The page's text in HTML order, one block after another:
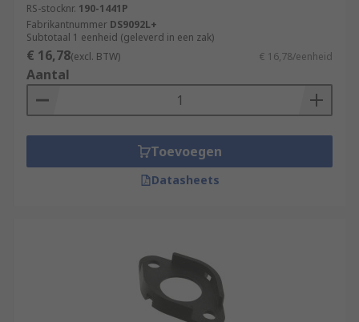
RS-stocknr. 190-1441P
Fabrikantnummer DS9092L+
Subtotaal 1 eenheid (geleverd in een zak)
€ 16,78(excl. BTW) € 16,78/eenheid
Aantal
Toevoegen
Datasheets